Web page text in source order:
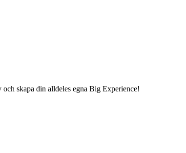
skapa din alldeles egna Big Experience!